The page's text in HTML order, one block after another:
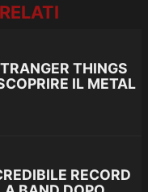
THINGS
IL METAL
RECORD